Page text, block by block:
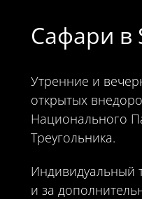
Сафари в
Утренние и
открытых
Национального
Треугольника.
Индивидуальный
и за